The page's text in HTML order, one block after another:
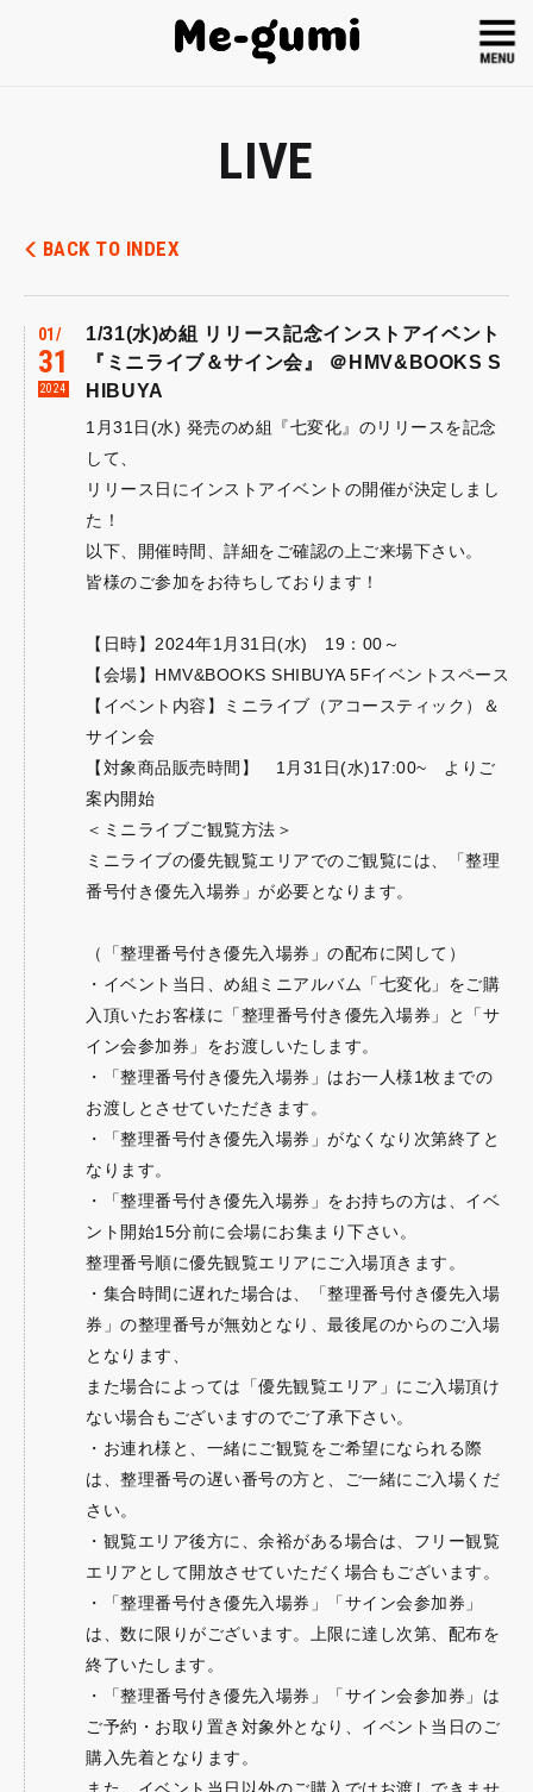
LIVE
BACK TO INDEX
01
31
2024
1/31(水)め組 リリース記念インストアイベント
『ミニライブ＆サイン会』 ＠HMV&BOOKS S
HIBUYA
1月31日(水) 発売のめ組『七変化』のリリースを記念
して、
リリース日にインストアイベントの開催が決定しまし
た！
以下、開催時間、詳細をご確認の上ご来場下さい。
皆様のご参加をお待ちしております！
【日時】2024年1月31日(水) 19：00～
【会場】HMV&BOOKS SHIBUYA 5Fイベントスペース
【イベント内容】ミニライブ（アコースティック）＆
サイン会
【対象商品販売時間】 1月31日(水)17:00~ よりご
案内開始
＜ミニライブご観覧方法＞
ミニライブの優先観覧エリアでのご観覧には、「整理
番号付き優先入場券」が必要となります。
（「整理番号付き優先入場券」の配布に関して）
・イベント当日、め組ミニアルバム「七変化」をご購
入頂いたお客様に「整理番号付き優先入場券」と「サ
イン会参加券」をお渡しいたします。
・「整理番号付き優先入場券」はお一人様1枚までの
お渡しとさせていただきます。
・「整理番号付き優先入場券」がなくなり次第終了と
なります。
・「整理番号付き優先入場券」をお持ちの方は、イベ
ント開始15分前に会場にお集まり下さい。
整理番号順に優先観覧エリアにご入場頂きます。
・集合時間に遅れた場合は、「整理番号付き優先入場
券」の整理番号が無効となり、最後尾のからのご入場
となります、
また場合によっては「優先観覧エリア」にご入場頂け
ない場合もございますのでご了承下さい。
・お連れ様と、一緒にご観覧をご希望になられる際
は、整理番号の遅い番号の方と、ご一緒にご入場くだ
さい。
・観覧エリア後方に、余裕がある場合は、フリー観覧
エリアとして開放させていただく場合もございます。
・「整理番号付き優先入場券」「サイン会参加券」
は、数に限りがございます。上限に達し次第、配布を
終了いたします。
・「整理番号付き優先入場券」「サイン会参加券」は
ご予約・お取り置き対象外となり、イベント当日のご
購入先着となります。